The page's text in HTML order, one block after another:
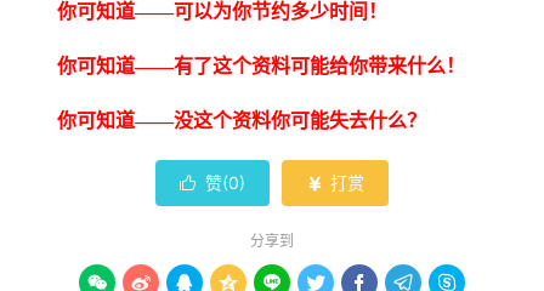
你可知道——可以为你节约多少时间！
你可知道——有了这个资料可能给你带来什么！
你可知道——没这个资料你可能失去什么？
 赞(0)  打赏
分享到
        